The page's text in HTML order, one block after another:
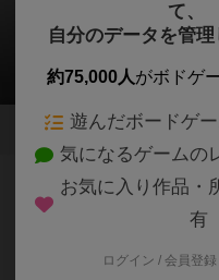
シュガ
タカミネコ
1
145名 0名 0
フードファイターにな
て、
自分のデータを管理
約75,000人がボドゲ
遊んだボードゲ
気になるゲームの
お気に入り作品・
有
ログイン / 会員登録